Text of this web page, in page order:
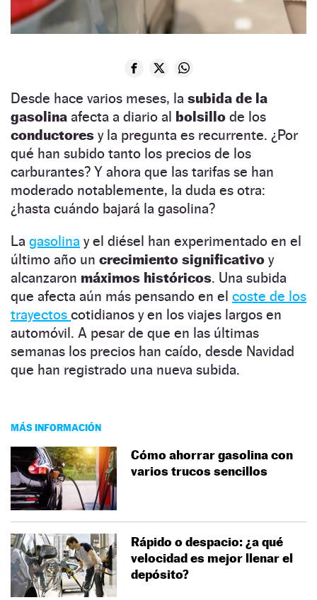
Desde hace varios meses, la subida de la
gasolina afecta a diario al bolsillo de los
conductores y la pregunta es recurrente. ¿Por
qué han subido tanto los precios de los
carburantes? Y ahora que las tarifas se han
moderado notablemente, la duda es otra:
¿hasta cuándo bajará la gasolina?
La gasolina y el diésel han experimentado en el
último año un crecimiento significativo y
alcanzaron máximos históricos. Una subida
que afecta aún más pensando en el coste de los
trayectos cotidianos y en los viajes largos en
automóvil. A pesar de que en las últimas
semanas los precios han caído, desde Navidad
que han registrado una nueva subida.
MÁS INFORMACIÓN
Cómo ahorrar gasolina con
varios trucos sencillos
Rápido o despacio: ¿a qué
velocidad es mejor llenar el
depósito?